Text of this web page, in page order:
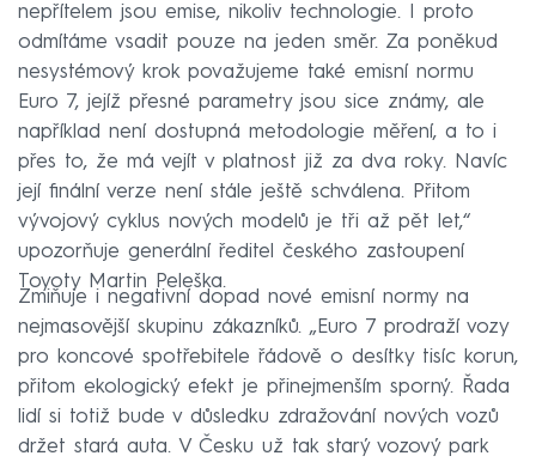
nepřítelem jsou emise, nikoliv technologie. I proto
odmítáme vsadit pouze na jeden směr. Za poněkud
nesystémový krok považujeme také emisní normu
Euro 7, jejíž přesné parametry jsou sice známy, ale
například není dostupná metodologie měření, a to i
přes to, že má vejít v platnost již za dva roky. Navíc
její finální verze není stále ještě schválena. Přitom
vývojový cyklus nových modelů je tři až pět let,“
upozorňuje generální ředitel českého zastoupení
Toyoty Martin Peleška.
Zmiňuje i negativní dopad nové emisní normy na
nejmasovější skupinu zákazníků. „Euro 7 prodraží vozy
pro koncové spotřebitele řádově o desítky tisíc korun,
přitom ekologický efekt je přinejmenším sporný. Řada
lidí si totiž bude v důsledku zdražování nových vozů
držet stará auta. V Česku už tak starý vozový park